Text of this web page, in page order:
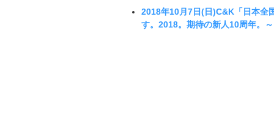
2018年10月7日(日)C&K「日本全
す。2018。期待の新人10周年。